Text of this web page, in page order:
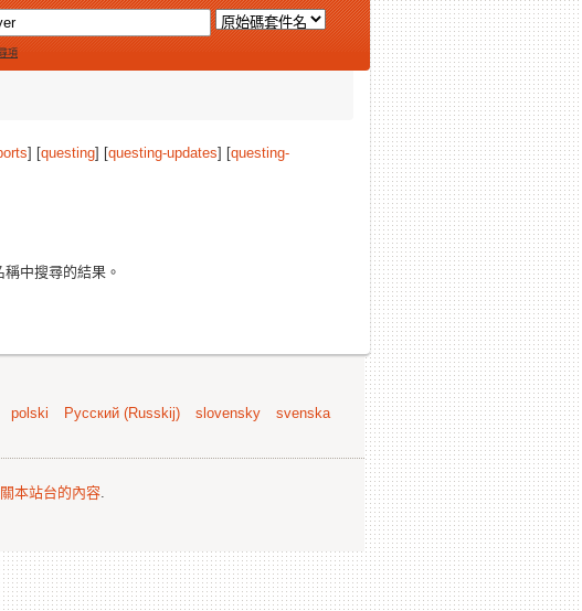
項
] [questing] [questing-updates] [questing-
中搜尋的結果。
polski Русский (Russkij) slovensky
svenska
本站台的內容.